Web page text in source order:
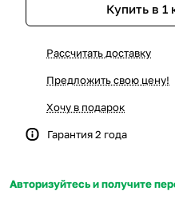
Купить в 1
Рассчитать доставку
Предложить свою цену!
Хочу в подарок
Гарантия 2 года
Авторизуйтесь и получите